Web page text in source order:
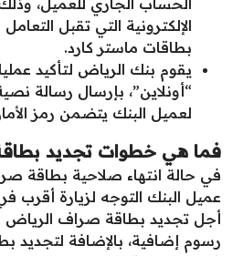
الحساب الجاري للعميل،
الإلكترونية التي تقبل
بطاقات ماستر كارد.
يقوم بنك الرياض لتأكيد
“أونلاين”، بإرسال رسالة
لعميل البنك يتضمن رمز
فما هي خطوات تجديد
في حالة انتهاء صلاحية بطاقة
عميل البنك التوجه لزيارة أقرب
أجل تجديد بطاقة صراف الرياض
رسوم إضافية، بالإضافة لتجديد